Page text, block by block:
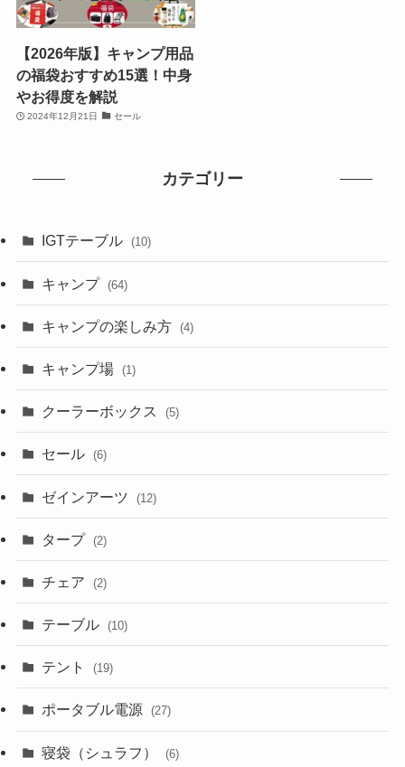
【2026年版】キャンプ用品
の福袋おすすめ15選！中身
やお得度を解説
2024年12月21日 セール
カテゴリー
IGTテーブル (10)
キャンプ (64)
キャンプの楽しみ方 (4)
キャンプ場 (1)
クーラーボックス (5)
セール (6)
ゼインアーツ (12)
タープ (2)
チェア (2)
テーブル (10)
テント (19)
ポータブル電源 (27)
寝袋（シュラフ） (6)